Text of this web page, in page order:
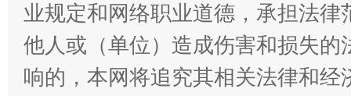
“刷贴”乱象丛生
生
业规定和网络职业道德，承担法
他人或（单位）造成伤害和损失
响的，本网将追究其相关法律和